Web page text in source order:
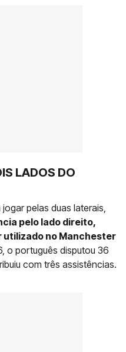
LADOS DO
pelas duas laterais,
pelo lado direito,
utilizado no Manchester
o português disputou 36
com três assistências.